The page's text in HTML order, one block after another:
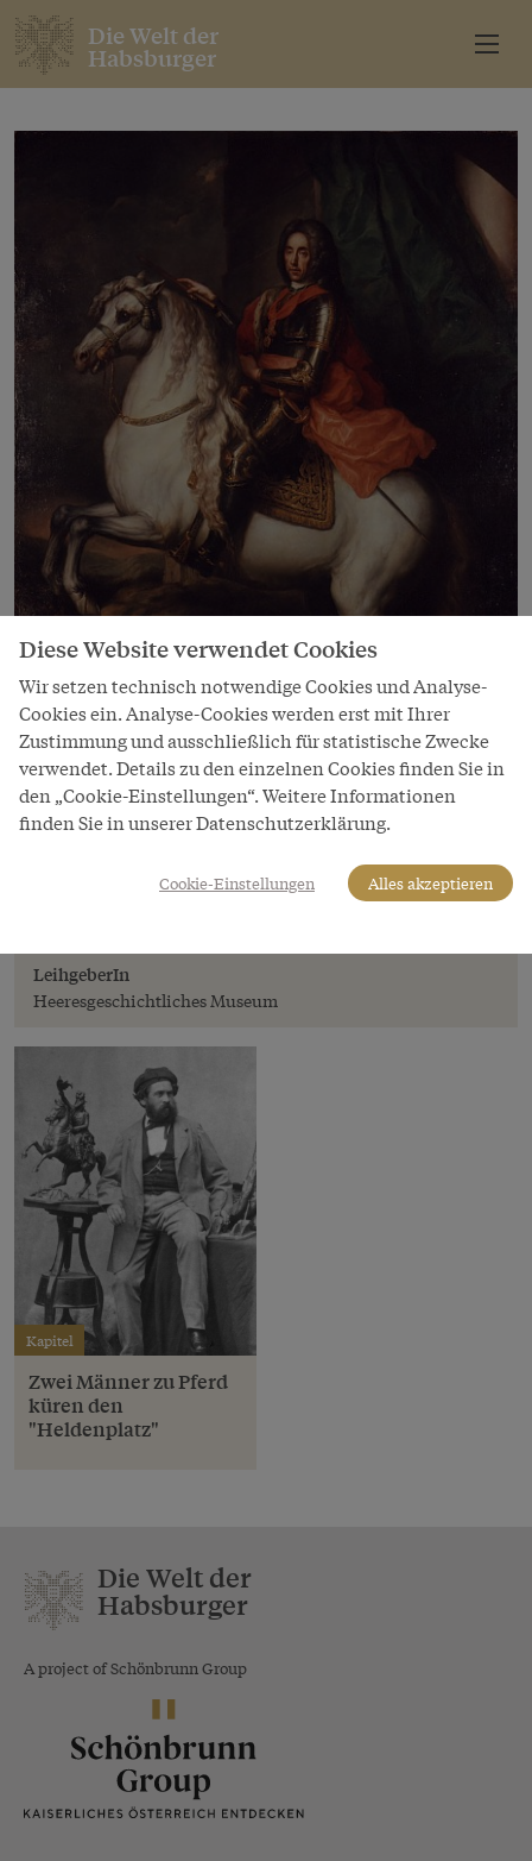
Die Welt der
Habsburger
Bild
Gottfried Auerbach: Reiterporträt Prinz
Eugen von Savoyen, Ölgemälde
LeihgeberIn
Heeresgeschichtliches Museum
Kapitel
Zwei Männer zu Pferd
küren den
"Heldenplatz"
Die Welt der
Habsburger
A project of Schönbrunn Group
Diese Website verwendet Cookies
Wir setzen technisch notwendige Cookies und Analyse-
Cookies ein. Analyse-Cookies werden erst mit Ihrer
Zustimmung und ausschließlich für statistische Zwecke
verwendet. Details zu den einzelnen Cookies finden Sie in
den „Cookie-Einstellungen“. Weitere Informationen
finden Sie in unserer Datenschutzerklärung.
Cookie-Einstellungen Alles akzeptieren